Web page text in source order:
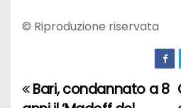
© Riproduzione riservata
NBari, condannato a 8